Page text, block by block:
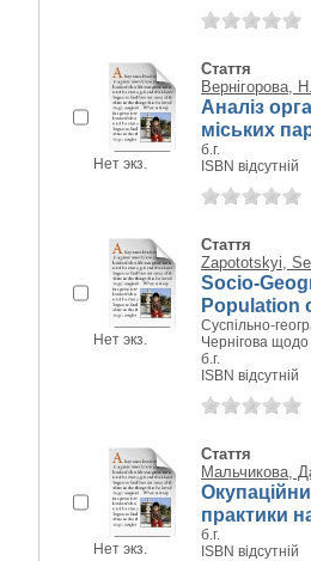
Нет экз.
Стаття
Вернігорова,
Аналіз
міських
б.г.
ISBN відсутній
Нет экз.
Стаття
Zapototskyi,
Socio-
Population
Суспільно-
Чернігова
б.г.
ISBN відсутній
Нет экз.
Стаття
Мальчикова,
практики
б.г.
ISBN відсутній